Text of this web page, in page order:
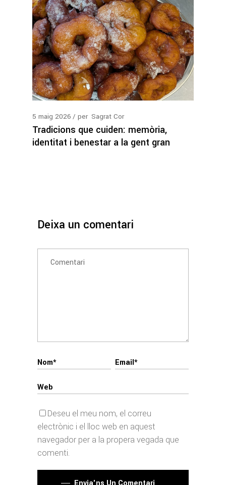
5 maig 2026 per Sagrat Cor
Tradicions que cuiden: memòria,
identitat i benestar a la gent gran
Deixa un comentari
Deseu el meu nom, el correu
electrònic i el lloc web en aquest
navegador per a la propera vegada que
comenti.